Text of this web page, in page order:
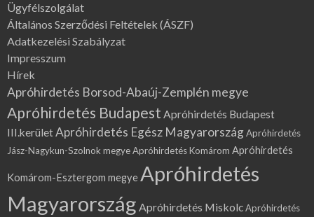
Ügyfélszolgálat
Általános Szerződési Feltételek (ÁSZF)
Adatkezelési Szabályzat
Impresszum
Hírek
Apróhirdetés Borsod-Abaúj-Zemplén megye
Apróhirdetés Budapest Apróhirdetés Budapest
III.kerületApróhirdetés Egész MagyarországApróhirdetés
Jász-Nagykun-Szolnok megyeApróhirdetés Komárom Apróhirdetés
Komárom-Esztergom megyeApróhirdetés
Magyarország Apróhirdetés MiskolcApróhirdetés